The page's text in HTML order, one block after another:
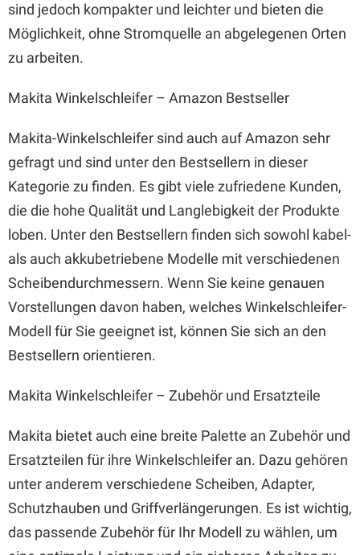
sind jedoch kompakter und leichter und bieten die
Möglichkeit, ohne Stromquelle an abgelegenen Orten
zu arbeiten.
Makita Winkelschleifer – Amazon Bestseller
Makita-Winkelschleifer sind auch auf Amazon sehr
gefragt und sind unter den Bestsellern in dieser
Kategorie zu finden. Es gibt viele zufriedene Kunden,
die die hohe Qualität und Langlebigkeit der Produkte
loben. Unter den Bestsellern finden sich sowohl kabel-
als auch akkubetriebene Modelle mit verschiedenen
Scheibendurchmessern. Wenn Sie keine genauen
Vorstellungen davon haben, welches Winkelschleifer-
Modell für Sie geeignet ist, können Sie sich an den
Bestsellern orientieren.
Makita Winkelschleifer – Zubehör und Ersatzteile
Makita bietet auch eine breite Palette an Zubehör und
Ersatzteilen für ihre Winkelschleifer an. Dazu gehören
unter anderem verschiedene Scheiben, Adapter,
Schutzhauben und Griffverlängerungen. Es ist wichtig,
das passende Zubehör für Ihr Modell zu wählen, um